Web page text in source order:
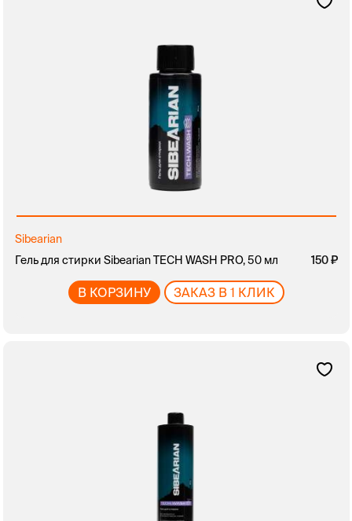
Sibearian
Гель для стирки Sibearian TECH WASH PRO, 50 мл
150
В КОРЗИНУ ЗАКАЗ В 1 КЛИК